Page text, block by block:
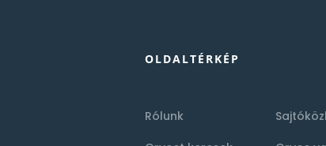
OLDALTÉRKÉP
Rólunk